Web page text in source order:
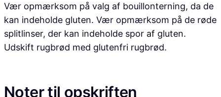
Vær opmærksom på valg af bouillonterning, da de
kan indeholde gluten. Vær opmærksom på de røde
splitlinser, der kan indeholde spor af gluten.
Udskift rugbrød med glutenfri rugbrød.
Noter til opskriften